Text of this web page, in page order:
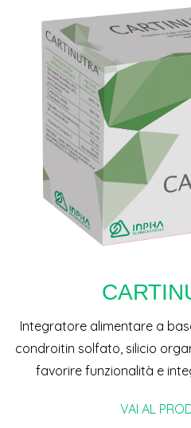
Integratore alimentare a
condroitin solfato, silicio
favorire funzionalità e
VAI AL